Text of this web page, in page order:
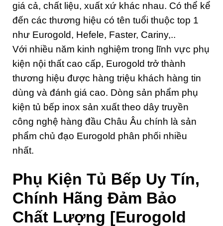
giá cả, chất liệu, xuất xứ khác nhau. Có thể kể
đến các thương hiệu có tên tuổi thuộc top 1
như Eurogold, Hefele, Faster, Cariny,..
Với nhiều năm kinh nghiệm trong lĩnh vực phụ
kiện nội thất cao cấp, Eurogold trở thành
thương hiệu được hàng triệu khách hàng tin
dùng và đánh giá cao. Dòng sản phẩm phụ
kiện tủ bếp inox sản xuất theo dây truyền
công nghệ hàng đầu Châu Âu chính là sản
phẩm chủ đạo Eurogold phân phối nhiều
nhất.
Phụ Kiện Tủ Bếp Uy Tín,
Chính Hãng Đảm Bảo
Chất Lượng [Eurogold